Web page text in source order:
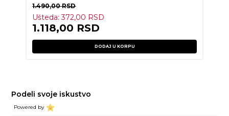
1.490,00RSD
Ušteda:372,00 RSD
1.118,00 RSD
DODAJ U KORPU
Podeli svoje iskustvo
Powered by